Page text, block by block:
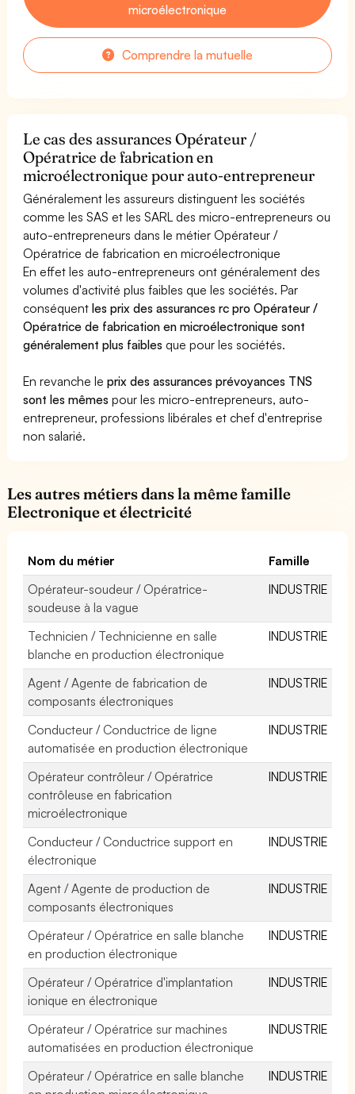
microélectronique
Comprendre la mutuelle
Le cas des assurances Opérateur /
Opératrice de fabrication en
microélectronique pour auto-entrepreneur
Généralement les assureurs distinguent les sociétés
comme les SAS et les SARL des micro-entrepreneurs ou
auto-entrepreneurs dans le métier Opérateur /
Opératrice de fabrication en microélectronique
En effet les auto-entrepreneurs ont généralement des
volumes d'activité plus faibles que les sociétés. Par
conséquentles prix des assurances rc pro Opérateur /
Opératrice de fabrication en microélectronique sont
généralement plus faibles que pour les sociétés.
En revanche leprix des assurances prévoyances TNS
sont les mêmes pour les micro-entrepreneurs, auto-
entrepreneur, professions libérales et chef d'entreprise
non salarié.
Les autres métiers dans la même famille
Electronique et électricité
Nom du métier
Famille
Opérateur-soudeur / Opératrice-
soudeuse à la vague
INDUSTRIE
Technicien / Technicienne en salle
blanche en production électronique
INDUSTRIE
Agent / Agente de fabrication de
composants électroniques
INDUSTRIE
Conducteur / Conductrice de ligne
automatisée en production électronique
INDUSTRIE
Opérateur contrôleur / Opératrice
contrôleuse en fabrication
microélectronique
INDUSTRIE
Conducteur / Conductrice support en
électronique
INDUSTRIE
Agent / Agente de production de
composants électroniques
INDUSTRIE
Opérateur / Opératrice en salle blanche
en production électronique
INDUSTRIE
Opérateur / Opératrice d'implantation
ionique en électronique
INDUSTRIE
Opérateur / Opératrice sur machines
automatisées en production électronique
INDUSTRIE
Opérateur / Opératrice en salle blanche
INDUSTRIE